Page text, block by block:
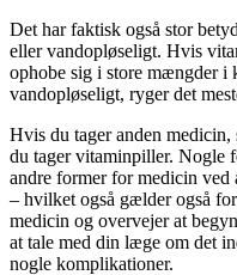
Det har faktisk også stor
eller vandopløseligt. Hvis
ophobe sig i store mængder i
vandopløseligt, ryger det
Hvis du tager anden
du tager vitaminpiller. Nogle
andre former for medicin
– hvilket også gælder også
medicin og overvejer at
at tale med din læge om det
nogle komplikationer.